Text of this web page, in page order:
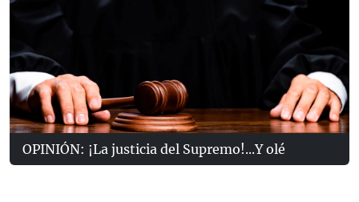
OPINIÓN: ¡La justicia del Supremo!...Y olé